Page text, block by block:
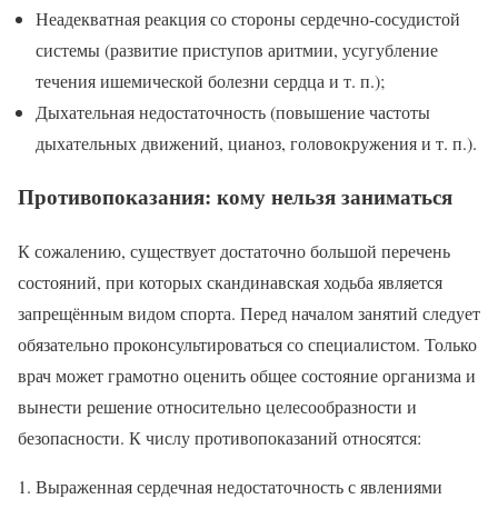
Неадекватная реакция со стороны сердечно-сосудистой
системы (развитие приступов аритмии, усугубление
течения ишемической болезни сердца и т. п.);
Дыхательная недостаточность (повышение частоты
дыхательных движений, цианоз, головокружения и т. п.).
Противопоказания: кому нельзя заниматься
К сожалению, существует достаточно большой перечень
состояний, при которых скандинавская ходьба является
запрещённым видом спорта. Перед началом занятий следует
обязательно проконсультироваться со специалистом. Только
врач может грамотно оценить общее состояние организма и
вынести решение относительно целесообразности и
безопасности. К числу противопоказаний относятся:
Выраженная сердечная недостаточность с явлениями